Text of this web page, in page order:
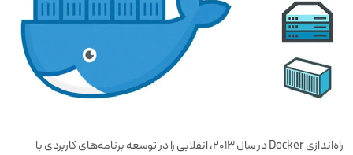
راه‌اندازی Docker در سال 2013، انقلابی را در توسعه برنامه‌های کاربردی با